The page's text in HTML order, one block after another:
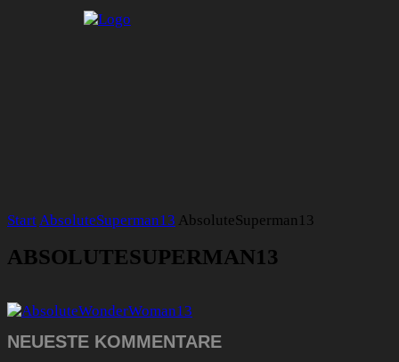
StartAbsoluteSuperman13 AbsoluteSuperman13
ABSOLUTESUPERMAN13
NEUESTE KOMMENTARE